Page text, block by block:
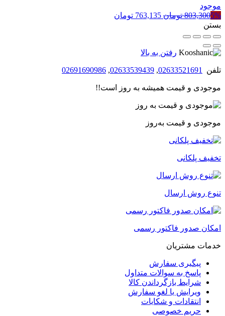
موجود
5%
803,300 تومان قیمت
763,135 تومان
بستن
رفتن به بالا
تلفن 02633521691
,
02633539439
,
02691690986
موجودی و قیمت همیشه به روز است!!
موجودی و قیمت به‌روز
تخفیف پلکانی
تنوع روش ارسال
امکان صدور فاکتور رسمی
خدمات مشتریان
پیگیری سفارش
پاسخ به سوالات متداول
شرایط بازگرداندن کالا
ویرایش یا لغو سفارش
انتقادات و شکایات
حریم خصوصی